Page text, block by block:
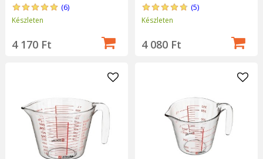
(6)
Készleten
4 170 Ft
(5)
Készleten
4 080 Ft